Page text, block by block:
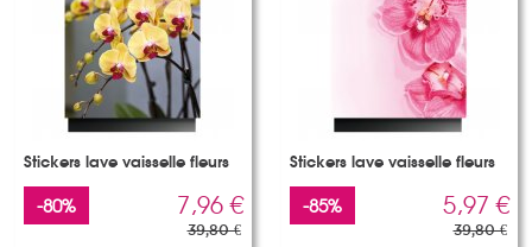
Stickers lave vaisselle fleurs
-80% 7,96 €
39,80 €
Stickers lave vaisselle fleurs
-85% 5,97 €
39,80 €